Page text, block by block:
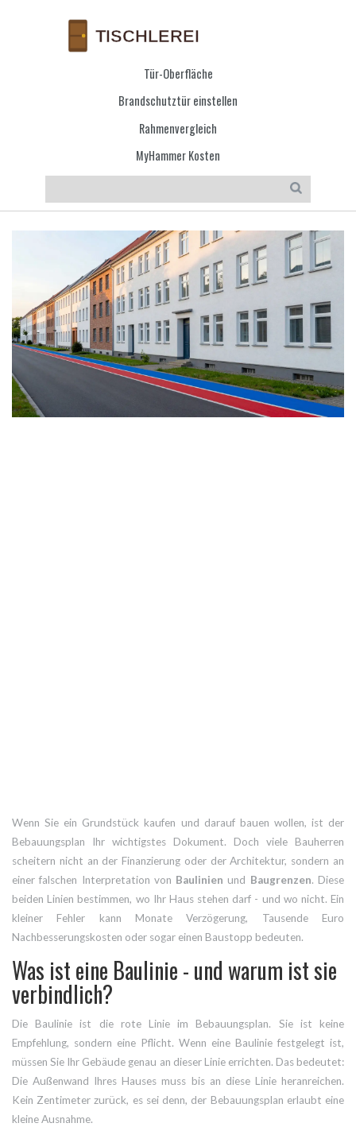
Tür-Oberfläche
Brandschutztür einstellen
Rahmenvergleich
MyHammer Kosten
Wenn Sie ein Grundstück kaufen und darauf bauen wollen, ist der
Bebauungsplan Ihr wichtigstes Dokument. Doch viele Bauherren
scheitern nicht an der Finanzierung oder der Architektur, sondern an
einer falschen Interpretation von Baulinien und Baugrenzen. Diese
beiden Linien bestimmen, wo Ihr Haus stehen darf - und wo nicht. Ein
kleiner Fehler kann Monate Verzögerung, Tausende Euro
Nachbesserungskosten oder sogar einen Baustopp bedeuten.
Was ist eine Baulinie - und warum ist sie
verbindlich?
Die Baulinie ist die rote Linie im Bebauungsplan. Sie ist keine
Empfehlung, sondern eine Pflicht. Wenn eine Baulinie festgelegt ist,
müssen Sie Ihr Gebäude genau an dieser Linie errichten. Das bedeutet:
Die Außenwand Ihres Hauses muss bis an diese Linie heranreichen.
Kein Zentimeter zurück, es sei denn, der Bebauungsplan erlaubt eine
kleine Ausnahme.